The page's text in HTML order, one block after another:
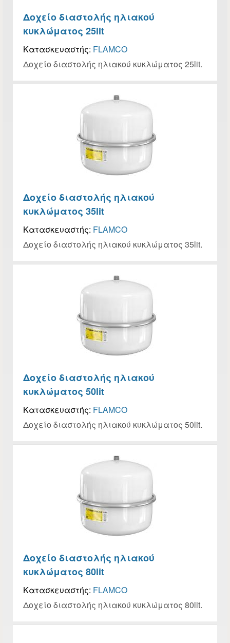
Δοχείο διαστολής ηλιακού
κυκλώματος 25lit
Κατασκευαστής: FLAMCO
Δοχείο διαστολής ηλιακού κυκλώματος 25lit.
Δοχείο διαστολής ηλιακού
κυκλώματος 35lit
Κατασκευαστής: FLAMCO
Δοχείο διαστολής ηλιακού κυκλώματος 35lit.
Δοχείο διαστολής ηλιακού
κυκλώματος 50lit
Κατασκευαστής: FLAMCO
Δοχείο διαστολής ηλιακού κυκλώματος 50lit.
Δοχείο διαστολής ηλιακού
κυκλώματος 80lit
Κατασκευαστής: FLAMCO
Δοχείο διαστολής ηλιακού κυκλώματος 80lit.